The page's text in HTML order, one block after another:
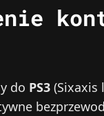
do PS3 (Sixaxis